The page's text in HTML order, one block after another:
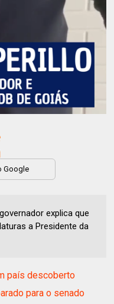
Google
explica que
a Presidente da
país descoberto
para o senado